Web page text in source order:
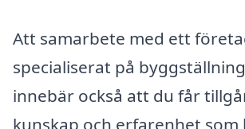
Att samarbete med ett
specialiserat på
innebär också att du får